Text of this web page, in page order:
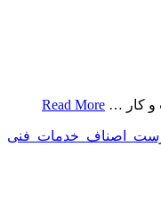
و کار … Read More
اصناف خدمات فنی